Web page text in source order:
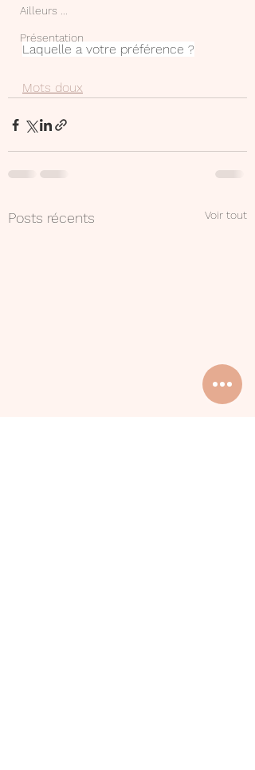
Ailleurs ...
Présentation
Laquelle a votre préférence ?
Mots doux
Posts récents Voir tout